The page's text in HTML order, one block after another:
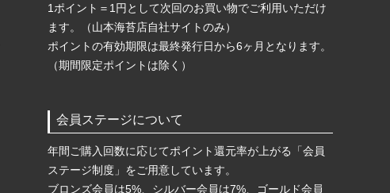
1ポイント＝1円として次回のお買い物でご利用いただけ
ます。（山本海苔店自社サイトのみ）
ポイントの有効期限は最終発行日から6ヶ月となります。
（期間限定ポイントは除く）
会員ステージについて
年間ご購入回数に応じてポイント還元率が上がる「会員
ステージ制度」をご用意しています。
ブロンズ会員は5%、シルバー会員は7%、ゴールド会員